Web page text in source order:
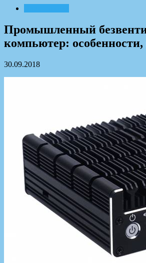
Промышленный
компьютер: особенности,
30.09.2018